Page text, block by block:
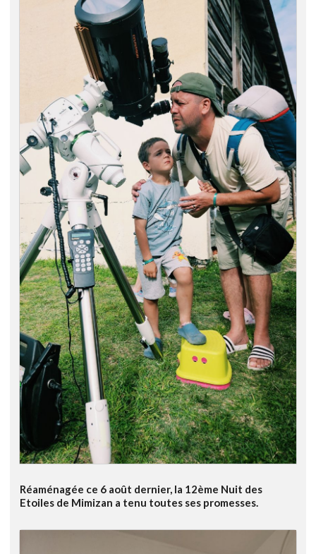
Réaménagée ce 6 août dernier, la 12ème Nuit des
Etoiles de Mimizan a tenu toutes ses promesses.